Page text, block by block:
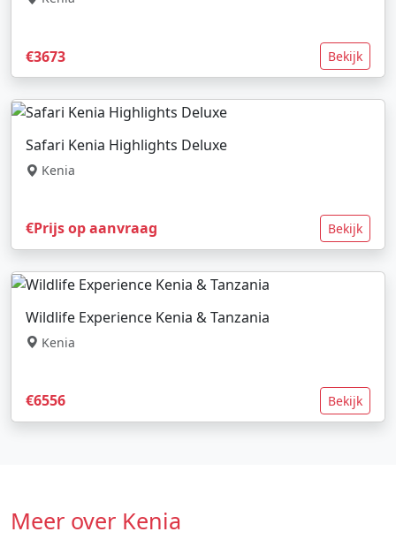
€3673 Bekijk
Safari Kenia Highlights Deluxe
Kenia
€Prijs op aanvraag Bekijk
Wildlife Experience Kenia & Tanzania
Kenia
€6556 Bekijk
Meer over Kenia